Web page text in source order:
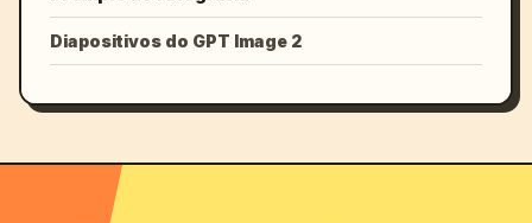
Diapositivos do GPT Image 2